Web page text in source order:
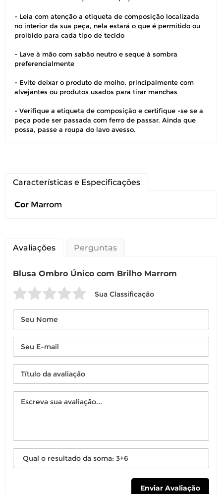
produto gratuitamente.
Você possui até 07 dias corridos, após o
recebimento do produto, para solicitar
esteja sem uso.
É importante revisar as
- Leia com atenção a etiqueta de composição localizada
no interior da sua peça, nela estará o que é permitido ou
proibido para cada tipo de tecido
- Lave à mão com sabão neutro e seque à sombra
preferencialmente
- Evite deixar o produto de molho, principalmente com
alvejantes ou produtos usados para tirar manchas
- Verifique a etiqueta de composição e certifique -se se a
peça pode ser passada com ferro de passar. Ainda que
possa, passe a roupa do lavo avesso.
Características e Especificações
Cor Marrom
Avaliações Perguntas
Blusa Ombro Único com Brilho Marrom
Sua Classificação